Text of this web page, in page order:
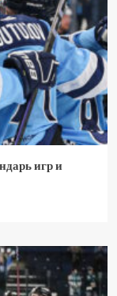
игр и